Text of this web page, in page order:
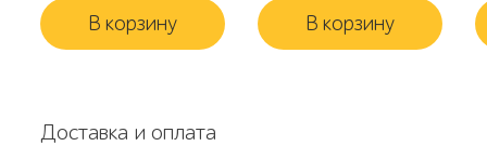
В корзину В корзину
Доставка и оплата